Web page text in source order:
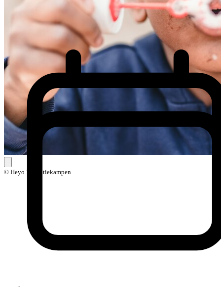
© Heyo Vakantiekampen